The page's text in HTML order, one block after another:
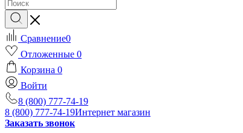
Сравнение0
Отложенные 0
Корзина 0
Войти
8 (800) 777-74-19
8 (800) 777-74-19Интернет магазин
Заказать звонок